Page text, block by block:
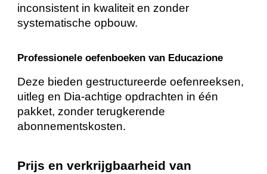
inconsistent in kwaliteit en zonder
systematische opbouw.
Professionele oefenboeken van Educazione
Deze bieden gestructureerde oefenreeksen,
uitleg en Dia-achtige opdrachten in één
pakket, zonder terugkerende
abonnementskosten.
Prijs en verkrijgbaarheid van